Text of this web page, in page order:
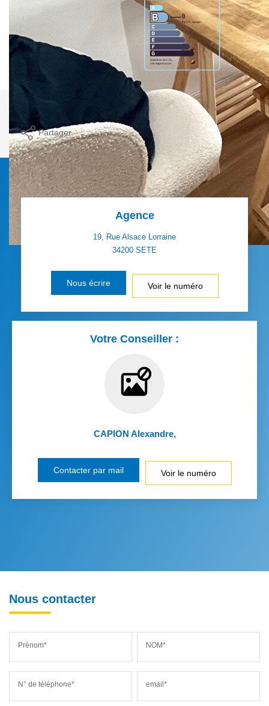
Imprimer
Partager
Agence
19, Rue Alsace Lorraine
34200 SETE
Nous écrire Voir le numéro
Votre Conseiller :
CAPION Alexandre,
Contacter par mail Voir le numéro
Nous contacter
Prénom* NOM*
N° de téléphone* email*